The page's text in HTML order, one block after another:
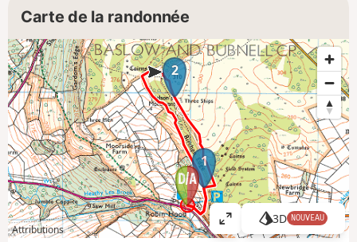
Carte de la randonnée
1
2
Attributions
A
3D NOUVEAU